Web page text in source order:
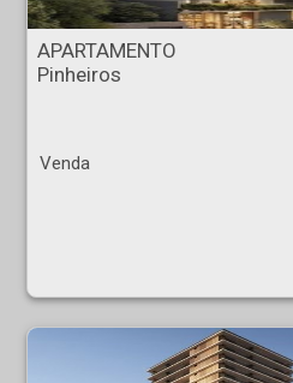
APARTAMENTO - Pinheiros - São Paulo
APARTAMENTO
Pinheiros
Venda